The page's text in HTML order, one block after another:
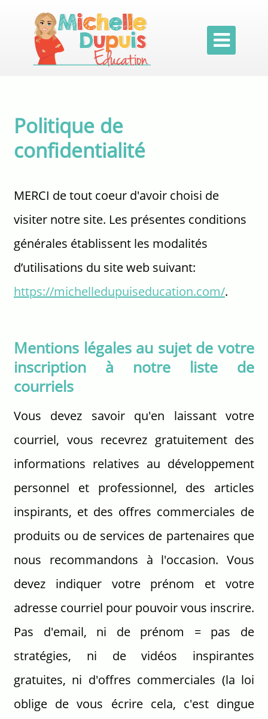

Politique de
confidentialité
MERCI de tout coeur d'avoir choisi de
visiter notre site. Les présentes conditions
générales établissent les modalités
d’utilisations du site web suivant:
https://michelledupuiseducation.com/.
Mentions légales au sujet de votre
inscription à notre liste de
courriels
Vous devez savoir qu'en laissant votre
courriel, vous recevrez gratuitement des
informations relatives au développement
personnel et professionnel, des articles
inspirants, et des offres commerciales de
produits ou de services de partenaires que
nous recommandons à l'occasion. Vous
devez indiquer votre prénom et votre
adresse courriel pour pouvoir vous inscrire.
Pas d'email, ni de prénom = pas de
stratégies, ni de vidéos inspirantes
gratuites, ni d'offres commerciales (la loi
oblige de vous écrire cela, c'est dingue